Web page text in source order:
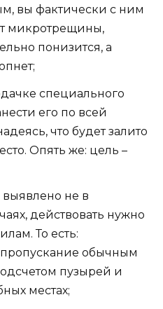
вы фактически с ним
микротрещины,
понизится, а
специального
его по всей
что будет залито
Опять же: цель –
не в
действовать нужно
То есть:
обычным
пузырей и
местах;